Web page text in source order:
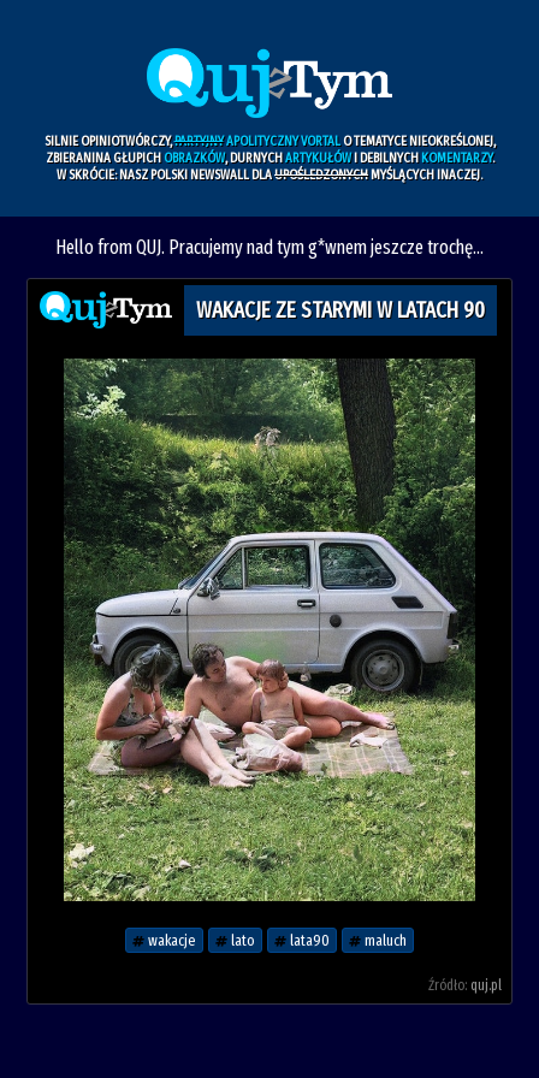
SILNIE OPINIOTWÓRCZY,PARTYJNYAPOLITYCZNY VORTALO TEMATYCE NIEOKREŚLONEJ,
ZBIERANINA GŁUPICHOBRAZKÓW, DURNYCHARTYKUŁÓWI DEBILNYCHKOMENTARZY.
W SKRÓCIE: NASZ POLSKI NEWSWALL DLAUPOŚLEDZONYCHMYŚLĄCYCH INACZEJ.
Hello from QUJ. Pracujemy nad tym g*wnem jeszcze trochę...
WAKACJE ZE STARYMI W LATACH 90
wakacje lato lata90 maluch
Źródło: quj.pl